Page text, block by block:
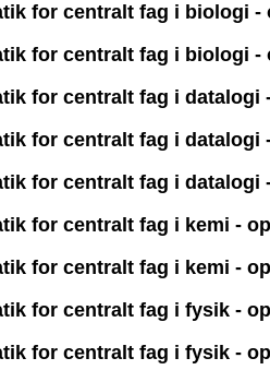
for centralt fag i biologi -
for centralt fag i biologi -
for centralt fag i datalogi
for centralt fag i datalogi
for centralt fag i datalogi
for centralt fag i kemi -
for centralt fag i kemi -
for centralt fag i fysik -
for centralt fag i fysik -